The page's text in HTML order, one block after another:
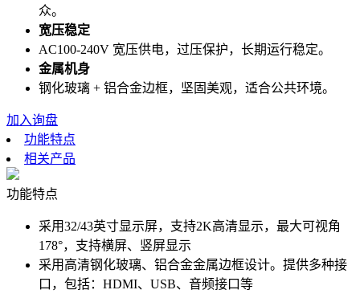
众。
宽压稳定
AC100-240V 宽压供电，过压保护，长期运行稳定。
金属机身
钢化玻璃 + 铝合金边框，坚固美观，适合公共环境。
加入询盘
功能特点
相关产品
功能特点
采用32/43英寸显示屏，支持2K高清显示，最大可视角
178°，支持横屏、竖屏显示
采用高清钢化玻璃、铝合金金属边框设计。提供多种接
口，包括：HDMI、USB、音频接口等